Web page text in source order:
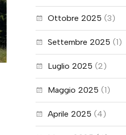
Ottobre 2025 (3)
Settembre 2025 (1)
Luglio 2025 (2)
Maggio 2025 (1)
Aprile 2025 (4)